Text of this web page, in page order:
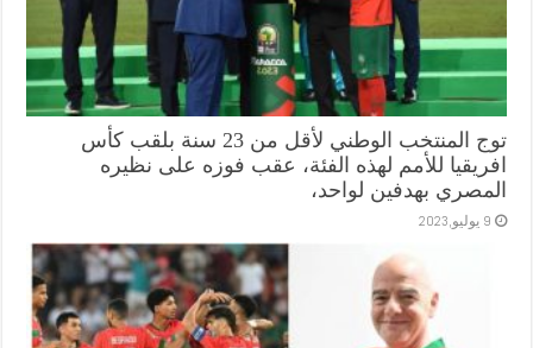
توج المنتخب الوطني لأقل من 23 سنة بلقب كأس
افريقيا للأمم لهذه الفئة، عقب فوزه على نظيره
المصري بهدفين لواحد،
9 يوليو,2023